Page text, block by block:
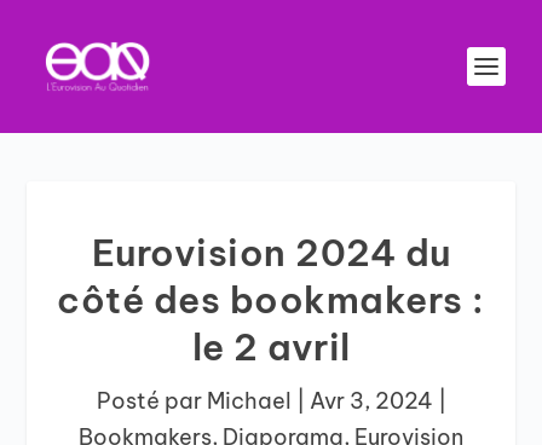
Eurovision 2024 du
côté des bookmakers :
le 2 avril
Posté par Michael Avr 3, 2024
Bookmakers, Diaporama, Eurovision